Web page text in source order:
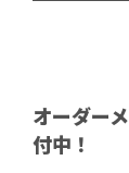
オーダー
付中！